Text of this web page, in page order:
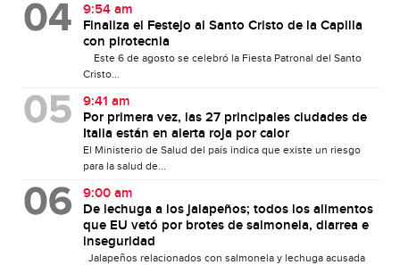
9:54 am
Finaliza el Festejo al Santo Cristo de la Capilla
con pirotecnia
Este 6 de agosto se celebró la Fiesta Patronal del Santo
Cristo...
9:41 am
Por primera vez, las 27 principales ciudades de
Italia están en alerta roja por calor
El Ministerio de Salud del país indica que existe un riesgo
para la salud de...
9:00 am
De lechuga a los jalapeños; todos los alimentos
que EU vetó por brotes de salmonela, diarrea e
inseguridad
Jalapeños relacionados con salmonela y lechuga acusada